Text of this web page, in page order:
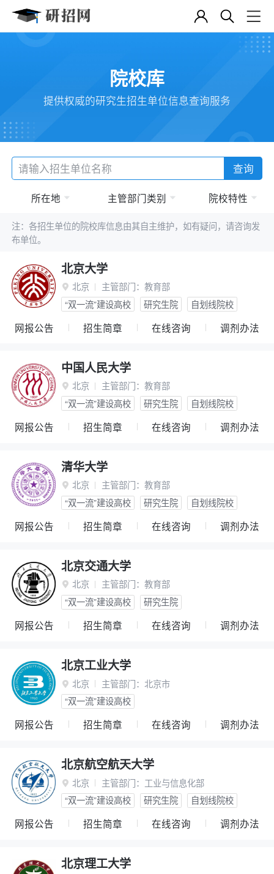
院校库
提供权威的研究生招生单位信息查询服务
查询
所在地 主管部门类别 院校特性
注：各招生单位的院校库信息由其自主维护，如有疑问，请咨询发
布单位。
北京大学
 北京 主管部门： 教育部
“双一流”建设高校
研究生院 自划线院校
网报公告 招生简章 在线咨询 调剂办法
中国人民大学
 北京 主管部门： 教育部
“双一流”建设高校
研究生院 自划线院校
网报公告 招生简章 在线咨询 调剂办法
清华大学
 北京 主管部门： 教育部
“双一流”建设高校
研究生院 自划线院校
网报公告 招生简章 在线咨询 调剂办法
北京交通大学
 北京 主管部门： 教育部
“双一流”建设高校
研究生院
网报公告 招生简章 在线咨询 调剂办法
北京工业大学
 北京 主管部门： 北京市
“双一流”建设高校
网报公告 招生简章 在线咨询 调剂办法
北京航空航天大学
 北京 主管部门： 工业与信息化部
“双一流”建设高校
研究生院 自划线院校
网报公告 招生简章 在线咨询 调剂办法
北京理工大学